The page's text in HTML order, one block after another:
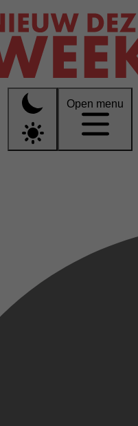
Open menu
seizoen?